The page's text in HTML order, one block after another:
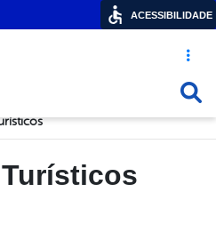
Acesso
ACESSIBILIDADE